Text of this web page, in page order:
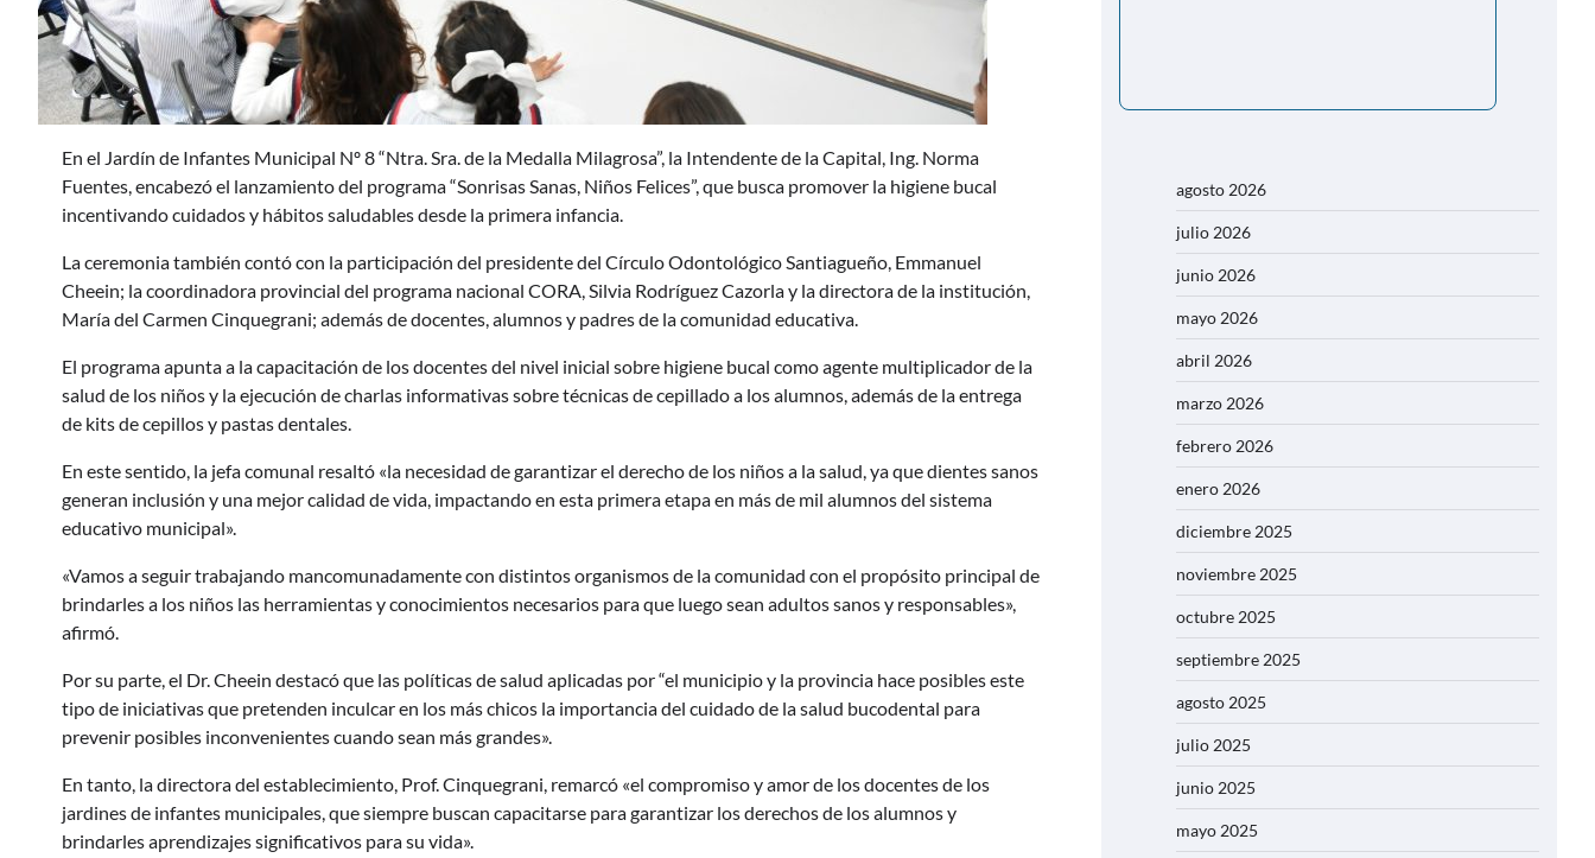
En el Jardín de Infantes Municipal Nº 8 “Ntra. Sra. de la Medalla Milagrosa”, la Intendente de la Capital, Ing. Norma
Fuentes, encabezó el lanzamiento del programa “Sonrisas Sanas, Niños Felices”, que busca promover la higiene bucal
incentivando cuidados y hábitos saludables desde la primera infancia.
La ceremonia también contó con la participación del presidente del Círculo Odontológico Santiagueño, Emmanuel
Cheein; la coordinadora provincial del programa nacional CORA, Silvia Rodríguez Cazorla y la directora de la institución,
María del Carmen Cinquegrani; además de docentes, alumnos y padres de la comunidad educativa.
El programa apunta a la capacitación de los docentes del nivel inicial sobre higiene bucal como agente multiplicador de la
salud de los niños y la ejecución de charlas informativas sobre técnicas de cepillado a los alumnos, además de la entrega
de kits de cepillos y pastas dentales.
En este sentido, la jefa comunal resaltó «la necesidad de garantizar el derecho de los niños a la salud, ya que dientes sanos
generan inclusión y una mejor calidad de vida, impactando en esta primera etapa en más de mil alumnos del sistema
educativo municipal».
«Vamos a seguir trabajando mancomunadamente con distintos organismos de la comunidad con el propósito principal de
brindarles a los niños las herramientas y conocimientos necesarios para que luego sean adultos sanos y responsables»,
afirmó.
Por su parte, el Dr. Cheein destacó que las políticas de salud aplicadas por “el municipio y la provincia hace posibles este
tipo de iniciativas que pretenden inculcar en los más chicos la importancia del cuidado de la salud bucodental para
prevenir posibles inconvenientes cuando sean más grandes».
En tanto, la directora del establecimiento, Prof. Cinquegrani, remarcó «el compromiso y amor de los docentes de los
jardines de infantes municipales, que siempre buscan capacitarse para garantizar los derechos de los alumnos y
brindarles aprendizajes significativos para su vida».
agosto 2026
julio 2026
junio 2026
mayo 2026
abril 2026
marzo 2026
febrero 2026
enero 2026
diciembre 2025
noviembre 2025
octubre 2025
septiembre 2025
agosto 2025
julio 2025
junio 2025
mayo 2025